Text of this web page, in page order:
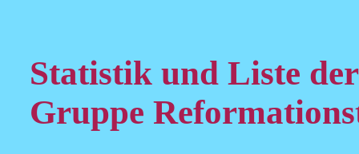
Statistik und Liste
Gruppe